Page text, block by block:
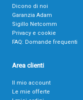
Dicono di noi
Garanzia Adam
Sigillo Netcomm
Privacy e cookie
FAQ: Domande frequenti
Area clienti
Il mio account
Le mie offerte